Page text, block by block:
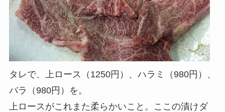
タレで、上ロース（1250円）、ハラミ（980円）、
バラ（980円）を。
上ロースがこれまた柔らかいこと。ここの漬けダ